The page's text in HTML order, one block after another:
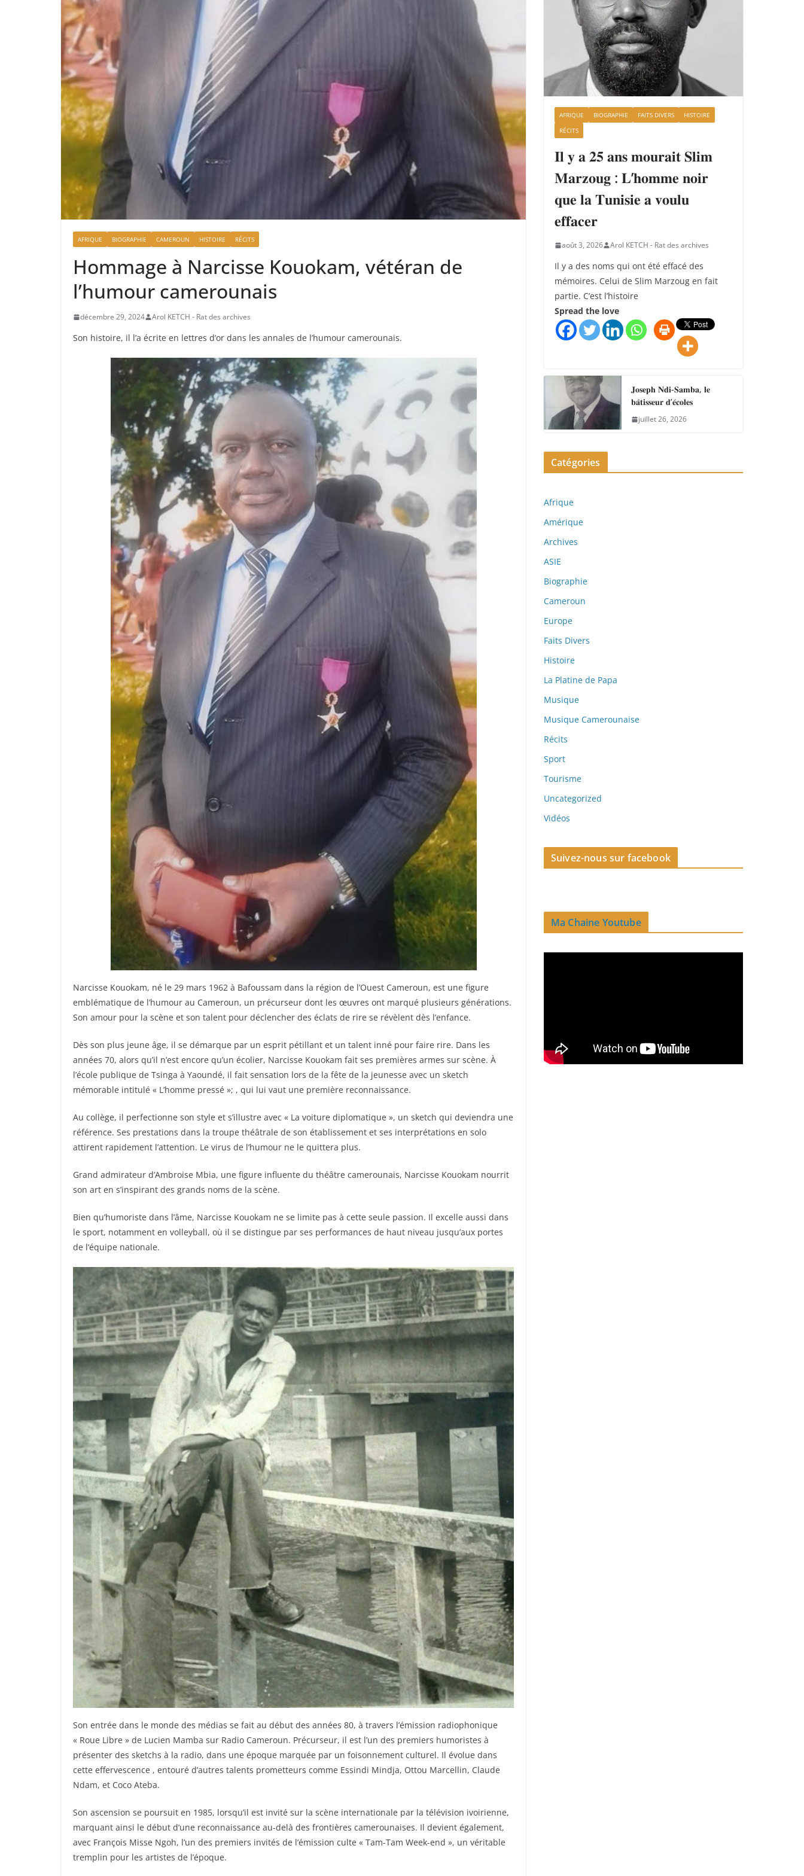
AFRIQUE BIOGRAPHIE CAMEROUN HISTOIRE RÉCITS
Hommage à Narcisse Kouokam, vétéran de
l’humour camerounais
décembre 29, 2024 Arol KETCH - Rat des archives
Son histoire, il l’a écrite en lettres d’or dans les annales de l’humour camerounais.
Narcisse Kouokam, né le 29 mars 1962 à Bafoussam dans la région de l’Ouest Cameroun, est une figure
emblématique de l’humour au Cameroun, un précurseur dont les œuvres ont marqué plusieurs générations.
Son amour pour la scène et son talent pour déclencher des éclats de rire se révèlent dès l’enfance.
Dès son plus jeune âge, il se démarque par un esprit pétillant et un talent inné pour faire rire. Dans les
années 70, alors qu’il n’est encore qu’un écolier, Narcisse Kouokam fait ses premières armes sur scène. À
l’école publique de Tsinga à Yaoundé, il fait sensation lors de la fête de la jeunesse avec un sketch
mémorable intitulé « L’homme pressé »; , qui lui vaut une première reconnaissance.
Au collège, il perfectionne son style et s’illustre avec « La voiture diplomatique », un sketch qui deviendra une
référence. Ses prestations dans la troupe théâtrale de son établissement et ses interprétations en solo
attirent rapidement l’attention. Le virus de l’humour ne le quittera plus.
Grand admirateur d’Ambroise Mbia, une figure influente du théâtre camerounais, Narcisse Kouokam nourrit
son art en s’inspirant des grands noms de la scène.
Bien qu’humoriste dans l’âme, Narcisse Kouokam ne se limite pas à cette seule passion. Il excelle aussi dans
le sport, notamment en volleyball, où il se distingue par ses performances de haut niveau jusqu’aux portes
de l’équipe nationale.
Son entrée dans le monde des médias se fait au début des années 80, à travers l’émission radiophonique
« Roue Libre » de Lucien Mamba sur Radio Cameroun. Précurseur, il est l’un des premiers humoristes à
présenter des sketchs à la radio, dans une époque marquée par un foisonnement culturel. Il évolue dans
cette effervescence , entouré d’autres talents prometteurs comme Essindi Mindja, Ottou Marcellin, Claude
Ndam, et Coco Ateba.
Son ascension se poursuit en 1985, lorsqu’il est invité sur la scène internationale par la télévision ivoirienne,
marquant ainsi le début d’une reconnaissance au-delà des frontières camerounaises. Il devient également,
avec François Misse Ngoh, l’un des premiers invités de l’émission culte « Tam-Tam Week-end », un véritable
tremplin pour les artistes de l’époque.
AFRIQUE BIOGRAPHIE FAITS DIVERS
HISTOIRE
RÉCITS
𝐈𝐥 𝐲 𝐚 𝟐𝟓 𝐚𝐧𝐬 𝐦𝐨𝐮𝐫𝐚𝐢𝐭 𝐒𝐥𝐢𝐦
𝐌𝐚𝐫𝐳𝐨𝐮𝐠 : 𝐋’𝐡𝐨𝐦𝐦𝐞 𝐧𝐨𝐢𝐫
𝐪𝐮𝐞 𝐥𝐚 𝐓𝐮𝐧𝐢𝐬𝐢𝐞 𝐚 𝐯𝐨𝐮𝐥𝐮
𝐞𝐟𝐟𝐚𝐜𝐞𝐫
août 3, 2026 Arol KETCH - Rat des archives
Il y a des noms qui ont été effacé des
mémoires. Celui de Slim Marzoug en fait
partie. C’est l’histoire
Spread the love
𝐉𝐨𝐬𝐞𝐩𝐡 𝐍𝐝𝐢-𝐒𝐚𝐦𝐛𝐚, 𝐥𝐞
𝐛𝐚̂𝐭𝐢𝐬𝐬𝐞𝐮𝐫 𝐝’𝐞́𝐜𝐨𝐥𝐞𝐬
juillet 26, 2026
Catégories
Afrique
Amérique
Archives
ASIE
Biographie
Cameroun
Europe
Faits Divers
Histoire
La Platine de Papa
Musique
Musique Camerounaise
Récits
Sport
Tourisme
Uncategorized
Vidéos
Suivez-nous sur facebook
Ma Chaine Youtube